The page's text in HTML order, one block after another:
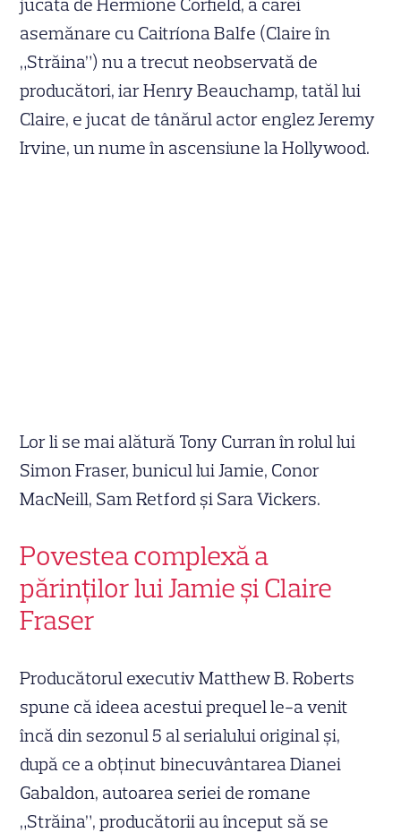
jucată de Hermione Corfield, a cărei
asemănare cu Caitríona Balfe (Claire în
„Străina”) nu a trecut neobservată de
producători, iar Henry Beauchamp, tatăl lui
Claire, e jucat de tânărul actor englez Jeremy
Irvine, un nume în ascensiune la Hollywood.
Lor li se mai alătură Tony Curran în rolul lui
Simon Fraser, bunicul lui Jamie, Conor
MacNeill, Sam Retford și Sara Vickers.
Povestea complexă a
părinților lui Jamie și Claire
Fraser
Producătorul executiv Matthew B. Roberts
spune că ideea acestui prequel le-a venit
încă din sezonul 5 al serialului original și,
după ce a obținut binecuvântarea Dianei
Gabaldon, autoarea seriei de romane
„Străina”, producătorii au început să se